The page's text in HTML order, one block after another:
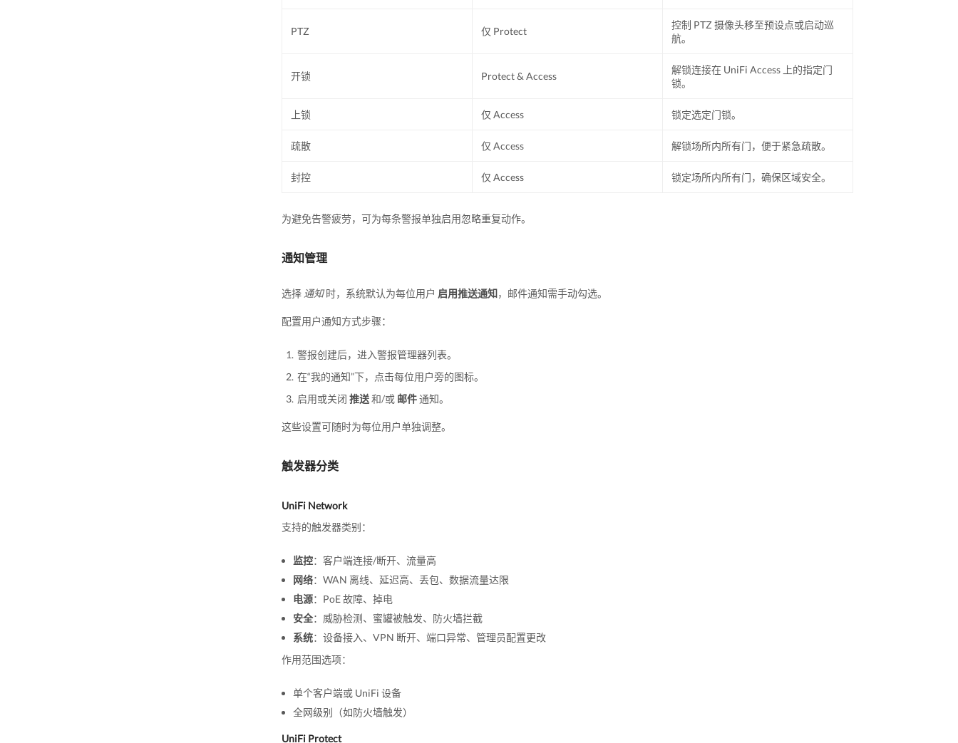
PTZ 仅 Protect
控制 PTZ 摄像头移至预设点或启动巡
航。
开锁 Protect & Access
解锁连接在 UniFi Access 上的指定门
锁。
上锁 仅 Access 锁定选定门锁。
疏散 仅 Access 解锁场所内所有门，便于紧急疏散。
封控 仅 Access 锁定场所内所有门，确保区域安全。
为避免告警疲劳，可为每条警报单独启用忽略重复动作。
通知管理
选择 通知时，系统默认为每位用户 启用推送通知，邮件通知需手动勾选。
配置用户通知方式步骤：
警报创建后，进入警报管理器列表。
在“我的通知”下，点击每位用户旁的图标。
启用或关闭 推送和/或 邮件通知。
这些设置可随时为每位用户单独调整。
触发器分类
UniFi Network
支持的触发器类别：
监控：客户端连接/断开、流量高
网络：WAN 离线、延迟高、丢包、数据流量达限
电源：PoE 故障、掉电
安全：威胁检测、蜜罐被触发、防火墙拦截
系统：设备接入、VPN 断开、端口异常、管理员配置更改
作用范围选项：
单个客户端或 UniFi 设备
全网级别（如防火墙触发）
UniFi Protect